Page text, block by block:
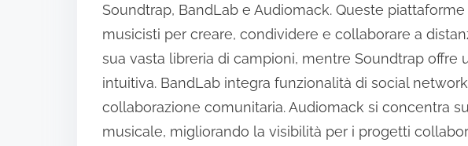
Soundtrap, BandLab e Audiomack. Queste
musicisti per creare, condividere e collaborare a
sua vasta libreria di campioni, mentre Soundtrap offre
intuitiva. BandLab integra funzionalità di social
collaborazione comunitaria. Audiomack si concentra
musicale, migliorando la visibilità per i progetti